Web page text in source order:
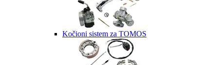
Kočioni sistem za TOMOS